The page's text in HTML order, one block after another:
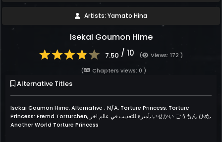
Artists: Yamato Hina
Isekai Goumon Hime
7.50 / 10 (
Views: 172 )
(
Chapters views: 0 )
Alternative Titles
Isekai Goumon Hime, Alternative : N/A, Torture Princess, Torture
Princess: Fremd Torturchen, أميرة للتعذيب في عالم اخر, いせかい ごうもん ひめ,
Another World Torture Princess